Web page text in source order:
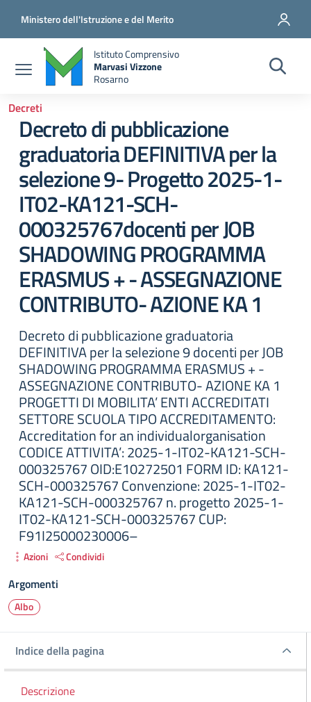
Ministero dell'Istruzione e del Merito
Istituto Comprensivo
Marvasi Vizzone
Rosarno
Decreti
Decreto di pubblicazione
graduatoria DEFINITIVA per la
selezione 9- Progetto 2025-1-
IT02-KA121-SCH-
000325767docenti per JOB
SHADOWING PROGRAMMA
ERASMUS + - ASSEGNAZIONE
CONTRIBUTO- AZIONE KA 1
Decreto di pubblicazione graduatoria
DEFINITIVA per la selezione 9 docenti per JOB
SHADOWING PROGRAMMA ERASMUS + -
ASSEGNAZIONE CONTRIBUTO- AZIONE KA 1
PROGETTI DI MOBILITA’ ENTI ACCREDITATI
SETTORE SCUOLA TIPO ACCREDITAMENTO:
Accreditation for an individualorganisation
CODICE ATTIVITA’: 2025-1-IT02-KA121-SCH-
000325767 OID:E10272501 FORM ID: KA121-
SCH-000325767 Convenzione: 2025-1-IT02-
KA121-SCH-000325767 n. progetto 2025-1-
IT02-KA121-SCH-000325767 CUP:
F91I25000230006–
Azioni Condividi
Argomenti
Albo
Indice della pagina
Indice della pagina
Descrizione